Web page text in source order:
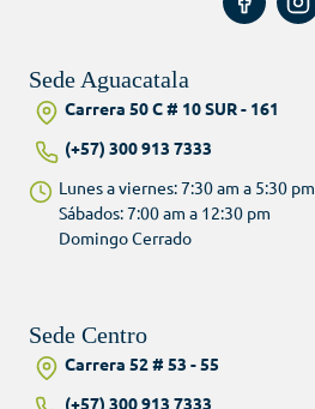
Sede Aguacatala
Carrera 50 C # 10 SUR - 161
(+57) 300 913 7333
Lunes a viernes: 7:30 am a 5:30 pm
Sábados: 7:00 am a 12:30 pm
Domingo Cerrado
Sede Centro
Carrera 52 # 53 - 55
(+57) 300 913 7333